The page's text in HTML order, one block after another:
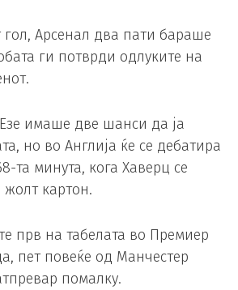
Арсенал два пати бараше
ги потврди одлуките на
имаше две шанси да ја
но во Англија ќе се дебатира
та минута, кога Хаверц се
жолт картон.
прв на табелата во Премиер
пет повеќе од Манчестер
помалку.